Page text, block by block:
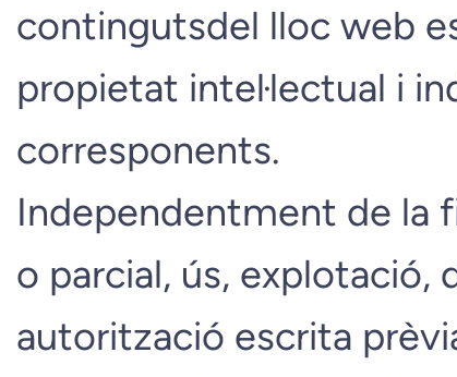
contingutsdel lloc web
propietat intel·lectual i
corresponents.
Independentment de la
o parcial, ús, explotació,
autorització escrita